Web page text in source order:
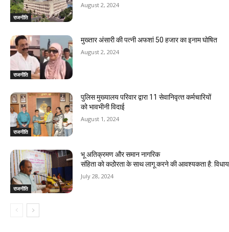
राजनीति
August 2, 2024
राजनीति
मुख्तार अंसारी की पत्नी अफशां 50 हजार का इनाम घोषित
August 2, 2024
राजनीति
पुलिस मुख्यालय परिवार द्वारा 11 सेवानिवृत्‍त कर्मचारियों
को भावभीनी विदाई
August 1, 2024
राजनीति
भू अतिक्रमण और समान नागरिक
संहिता काे कठाेेरता के साथ लागू करने की आवश्यकता है:
July 28, 2024